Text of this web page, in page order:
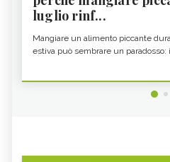
luglio rinf...
Mangiare un alimento piccante
estiva può sembrare un paradosso: